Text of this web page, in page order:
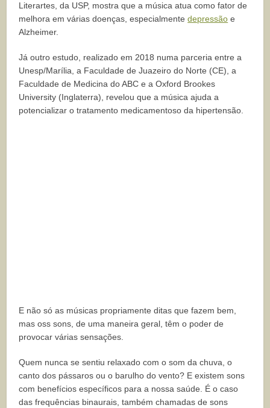
Literartes, da USP, mostra que a música atua como fator de
melhora em várias doenças, especialmentedepressão e
Alzheimer.
Já outro estudo, realizado em 2018 numa parceria entre a
Unesp/Marília, a Faculdade de Juazeiro do Norte (CE), a
Faculdade de Medicina do ABC e a Oxford Brookes
University (Inglaterra), revelou que a música ajuda a
potencializar o tratamento medicamentoso da hipertensão.
E não só as músicas propriamente ditas que fazem bem,
mas oss sons, de uma maneira geral, têm o poder de
provocar várias sensações.
Quem nunca se sentiu relaxado com o som da chuva, o
canto dos pássaros ou o barulho do vento? E existem sons
com benefícios específicos para a nossa saúde. É o caso
das frequências binaurais, também chamadas de sons